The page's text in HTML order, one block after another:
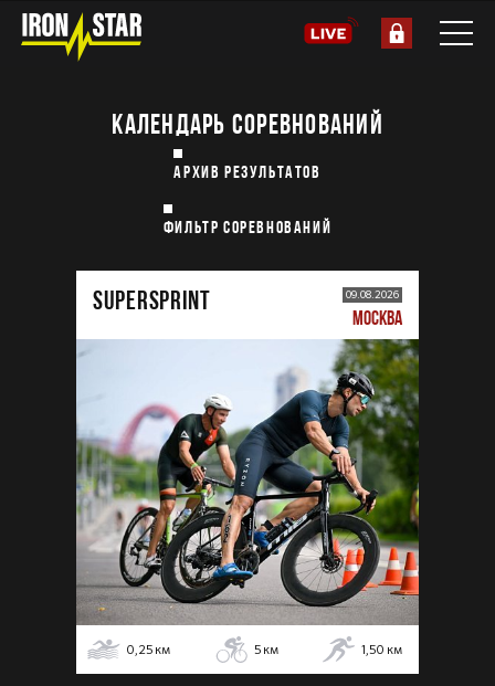
КАЛЕНДАРЬ СОРЕВНОВАНИЙ
АРХИВ РЕЗУЛЬТАТОВ
ФИЛЬТР СОРЕВНОВАНИЙ
SUPERSPRINT 09.08.2026
МОСКВА
0,25 км 5 км 1,50 км